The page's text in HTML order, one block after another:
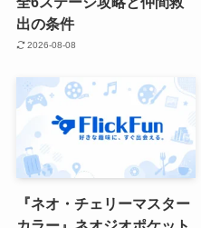
出の条件
2026-08-08
『ネオ・チェリーマスター